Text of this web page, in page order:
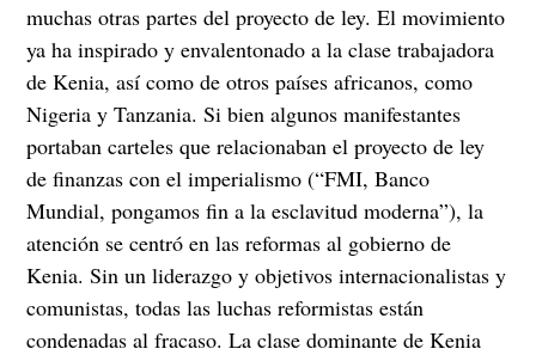
muchas otras partes del proyecto de ley. El movimiento
ya ha inspirado y envalentonado a la clase trabajadora
de Kenia, así como de otros países africanos, como
Nigeria y Tanzania. Si bien algunos manifestantes
portaban carteles que relacionaban el proyecto de ley
de finanzas con el imperialismo (“FMI, Banco
Mundial, pongamos fin a la esclavitud moderna”), la
atención se centró en las reformas al gobierno de
Kenia. Sin un liderazgo y objetivos internacionalistas y
comunistas, todas las luchas reformistas están
condenadas al fracaso. La clase dominante de Kenia